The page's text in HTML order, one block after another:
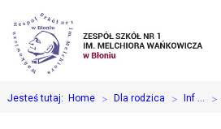
Jesteś tutaj: Home > Dla rodzica > Inf ... >